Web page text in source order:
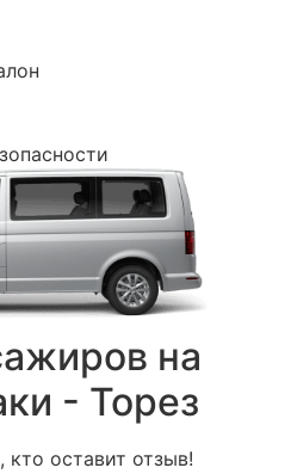
на
- Торез
кто оставит отзыв!